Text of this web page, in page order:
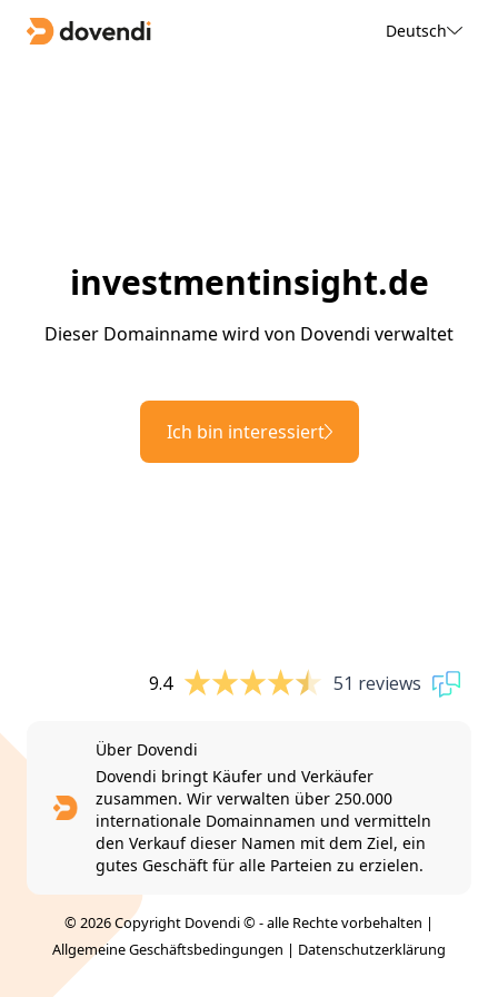
Deutsch
investmentinsight.de
Dieser Domainname wird von Dovendi verwaltet
Ich bin interessiert
9.4 51 reviews
Über Dovendi
Dovendi bringt Käufer und Verkäufer
zusammen. Wir verwalten über 250.000
internationale Domainnamen und vermitteln
den Verkauf dieser Namen mit dem Ziel, ein
gutes Geschäft für alle Parteien zu erzielen.
© 2026 Copyright Dovendi © - alle Rechte vorbehalten |
Allgemeine Geschäftsbedingungen | Datenschutzerklärung